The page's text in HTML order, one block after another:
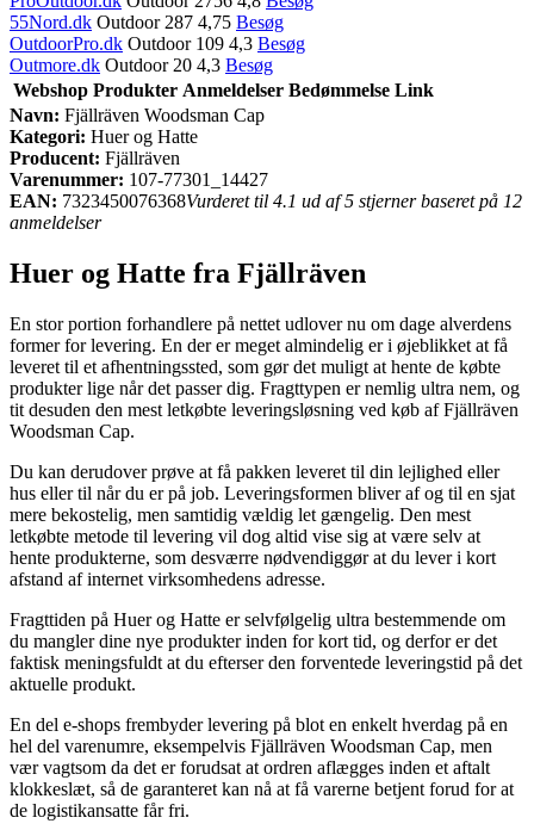
55Nord.dk Outdoor 287 4,75 Besøg
OutdoorPro.dk Outdoor 109 4,3 Besøg
Outmore.dk Outdoor 20 4,3 Besøg
Webshop Produkter Anmeldelser Bedømmelse Link
Navn: Fjällräven Woodsman Cap
Kategori: Huer og Hatte
Producent: Fjällräven
Varenummer: 107-77301_14427
EAN: 7323450076368Vurderet til 4.1 ud af 5 stjerner baseret på 12
anmeldelser
Huer og Hatte fra Fjällräven
En stor portion forhandlere på nettet udlover nu om dage alverdens
former for levering. En der er meget almindelig er i øjeblikket at få
leveret til et afhentningssted, som gør det muligt at hente de købte
produkter lige når det passer dig. Fragttypen er nemlig ultra nem, og
tit desuden den mest letkøbte leveringsløsning ved køb af Fjällräven
Woodsman Cap.
Du kan derudover prøve at få pakken leveret til din lejlighed eller
hus eller til når du er på job. Leveringsformen bliver af og til en sjat
mere bekostelig, men samtidig vældig let gængelig. Den mest
letkøbte metode til levering vil dog altid vise sig at være selv at
hente produkterne, som desværre nødvendiggør at du lever i kort
afstand af internet virksomhedens adresse.
Fragttiden på Huer og Hatte er selvfølgelig ultra bestemmende om
du mangler dine nye produkter inden for kort tid, og derfor er det
faktisk meningsfuldt at du efterser den forventede leveringstid på det
aktuelle produkt.
En del e-shops frembyder levering på blot en enkelt hverdag på en
hel del varenumre, eksempelvis Fjällräven Woodsman Cap, men
vær vagtsom da det er forudsat at ordren aflægges inden et aftalt
klokkeslæt, så de garanteret kan nå at få varerne betjent forud for at
de logistikansatte får fri.